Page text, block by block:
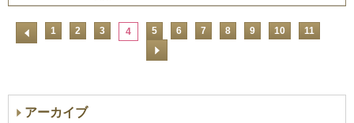
1 2 3 4 5 6 7 8 9 10 11
アーカイブ